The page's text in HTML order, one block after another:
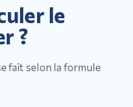
le
?
fait selon la formule